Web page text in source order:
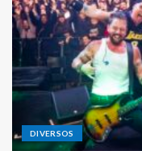
DIVERSOS